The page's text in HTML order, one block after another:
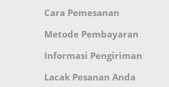
Cara Pemesanan
Metode Pembayaran
Informasi Pengiriman
Lacak Pesanan Anda